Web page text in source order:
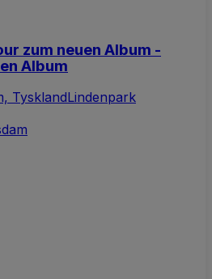
zum neuen Album -
Album
TysklandLindenpark